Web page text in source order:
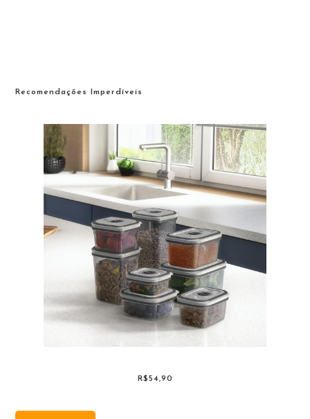
Recomendações Imperdíveis
R$54,90